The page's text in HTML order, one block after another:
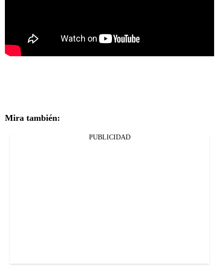
Mira también:
PUBLICIDAD